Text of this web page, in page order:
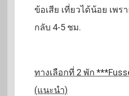
ข้อเสีย เที่ยวได้น้อย เพร
กลับ 4-5 ชม.
ทางเลือกที่ 2 พัก
(แนะนำ)